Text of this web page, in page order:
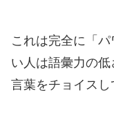
これは完全に「
い人は語彙力の
言葉をチョイスし